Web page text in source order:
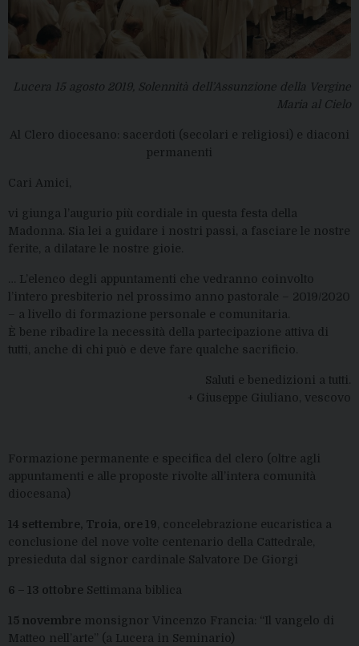
Lucera 15 agosto 2019, Solennità dell’Assunzione della Vergine
Maria al Cielo
Al Clero diocesano: sacerdoti (secolari e religiosi) e diaconi
permanenti
Cari Amici,
vi giunga l’augurio più cordiale in questa festa della
Madonna. Sia lei a guidare i nostri passi, a fasciare le nostre
ferite, a dilatare le nostre gioie.
… L’elenco degli appuntamenti che vedranno coinvolto
l’intero presbiterio nel prossimo anno pastorale – 2019/2020
– a livello di formazione personale e comunitaria.
È bene ribadire la necessità della partecipazione attiva di
tutti, anche di chi può e deve fare qualche sacrificio.
Saluti e benedizioni a tutti.
+ Giuseppe Giuliano, vescovo
Formazione permanente e specifica del clero (oltre agli
appuntamenti e alle proposte rivolte all’intera comunità
diocesana)
14 settembre, Troia, ore 19 , concelebrazione eucaristica a
conclusione del nove volte centenario della Cattedrale,
presieduta dal signor cardinale Salvatore De Giorgi
6 – 13 ottobre Settimana biblica
15 novembre monsignor Vincenzo Francia: “Il vangelo di
Matteo nell’arte” (a Lucera in Seminario)